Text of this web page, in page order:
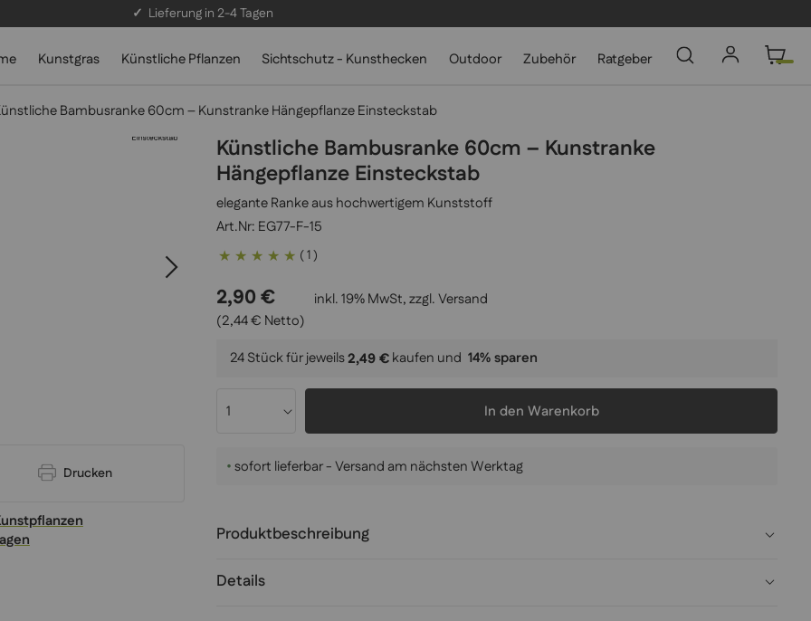
✓ Lieferung in 2-4 Tagen
Kunstgras Künstliche Pflanzen Sichtschutz - Kunsthecken Outdoor Zubehör Ratgeber
Bambusranke 60cm – Kunstranke Hängepflanze Einsteckstab
Drucken
Künstliche Bambusranke 60cm – Kunstranke
Hängepflanze Einsteckstab
elegante Ranke aus hochwertigem Kunststoff
EG77-F-15
Bewertung:
( 1 )
2,90 €
(2,44 € Netto)
inkl. 19% MwSt, zzgl.Versand
24 Stück für jeweils2,49 €kaufen und 14% sparen
In den Warenkorb
•sofort lieferbar - Versand am nächsten Werktag
Produktbeschreibung
Details